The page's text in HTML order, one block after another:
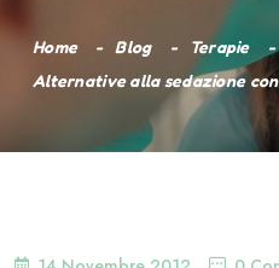
Home Blog
Terapie
Alternative alla sedazione